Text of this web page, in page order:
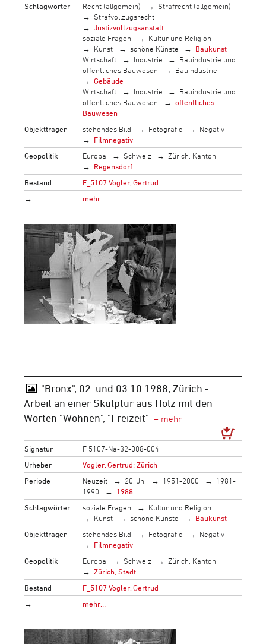
Schlagwörter
Recht (allgemein)
Strafrecht (allgemein)
Strafvollzugsrecht
Justizvollzugsanstalt
soziale Fragen
Kultur und Religion
Kunst
schöne Künste
Baukunst
Wirtschaft
Industrie
Bauindustrie und
öffentliches Bauwesen
Bauindustrie
Gebäude
Wirtschaft
Industrie
Bauindustrie und
öffentliches Bauwesen
öffentliches
Bauwesen
Objektträger
stehendes Bild Fotografie
Negativ
Filmnegativ
Geopolitik
Europa Schweiz
Zürich, Kanton
Regensdorf
Bestand
F_5107 Vogler, Gertrud
→
mehr…
"Bronx", 02. und 03.10.1988, Zürich -
Arbeit an einer Skulptur aus Holz mit den
Worten "Wohnen", "Freizeit"
Signatur
F 5107-Na-32-008-004
Urheber
Vogler, Gertrud: Zürich
Periode
Neuzeit 20. Jh. 1951-2000
1981-
1990
1988
Schlagwörter
soziale Fragen
Kultur und Religion
Kunst
schöne Künste
Baukunst
Objektträger
stehendes Bild Fotografie
Negativ
Filmnegativ
Geopolitik
Europa Schweiz
Zürich, Kanton
Zürich, Stadt
Bestand
F_5107 Vogler, Gertrud
→
mehr…